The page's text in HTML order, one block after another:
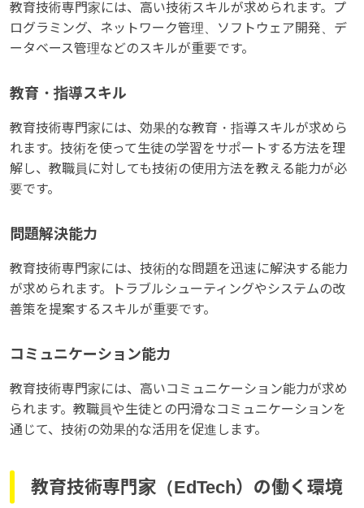
教育技術専門家には、高い技術スキルが求められます。プ
ログラミング、ネットワーク管理、ソフトウェア開発、デ
ータベース管理などのスキルが重要です。
教育・指導スキル
教育技術専門家には、効果的な教育・指導スキルが求めら
れます。技術を使って生徒の学習をサポートする方法を理
解し、教職員に対しても技術の使用方法を教える能力が必
要です。
問題解決能力
教育技術専門家には、技術的な問題を迅速に解決する能力
が求められます。トラブルシューティングやシステムの改
善策を提案するスキルが重要です。
コミュニケーション能力
教育技術専門家には、高いコミュニケーション能力が求め
られます。教職員や生徒との円滑なコミュニケーションを
通じて、技術の効果的な活用を促進します。
教育技術専門家（EdTech）の働く環境